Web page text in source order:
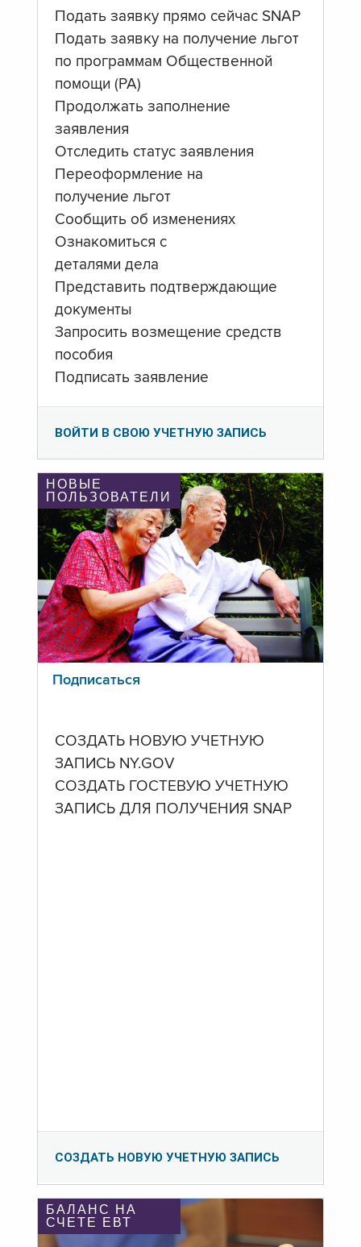
Подать заявку прямо сейчас SNAP
Подать заявку на получение льгот
по программам Общественной
помощи (PA)
Продолжать заполнение
заявления
Отследить статус заявления
Переоформление на
получение льгот
Сообщить об изменениях
Ознакомиться с
деталями дела
Представить подтверждающие
документы
Запросить возмещение средств
пособия
Подписать заявление
ВОЙТИ В СВОЮ УЧЕТНУЮ ЗАПИСЬ
НОВЫЕ
ПОЛЬЗОВАТЕЛИ
Подписаться
СОЗДАТЬ НОВУЮ УЧЕТНУЮ
ЗАПИСЬ NY.GOV
СОЗДАТЬ ГОСТЕВУЮ УЧЕТНУЮ
ЗАПИСЬ ДЛЯ ПОЛУЧЕНИЯ SNAP
СОЗДАТЬ НОВУЮ УЧЕТНУЮ ЗАПИСЬ
БАЛАНС НА
СЧЕТЕ ЕВТ